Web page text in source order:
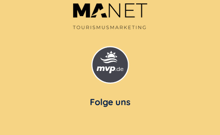
Folge uns